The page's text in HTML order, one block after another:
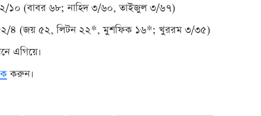
১০ (বাবর ৬৮; নাহিদ ৩/৬০, তাইজুল ৩/৬৭)
৪ (জয় ৫২, লিটন ২২*, মুশফিক ১৬*; খুররম ৩/৩৫)
এগিয়ে।
করুন।